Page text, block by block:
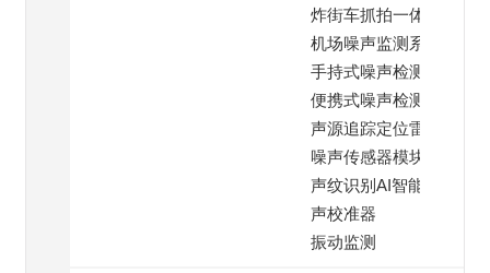
炸街车抓拍一体机
机场噪声监测系统
手持式噪声检测仪
便携式噪声检测仪
声源追踪定位雷达
噪声传感器模块
声纹识别AI智能模块
声校准器
振动监测